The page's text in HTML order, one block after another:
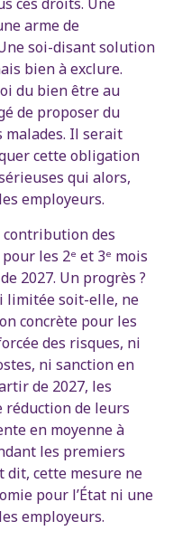
arme de
soi-disant solution
bien à exclure.
du bien être au
de proposer du
Il serait
cette obligation
qui alors,
employeurs.
contribution des
les 2ᵉ et 3ᵉ mois
2027. Un progrès ?
limitée soit-elle, ne
concrète pour les
des risques, ni
ni sanction en
de 2027, les
réduction de leurs
en moyenne à
les premiers
dit, cette mesure ne
pour l’État ni une
employeurs.